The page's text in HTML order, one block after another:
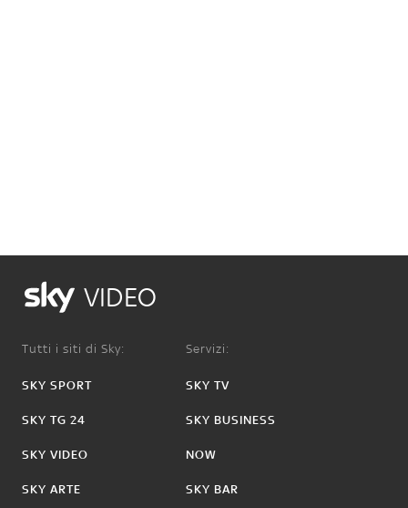
VIDEO
Tutti i siti di Sky:
SKY SPORT
SKY TG 24
SKY VIDEO
SKY ARTE
Servizi:
SKY TV
SKY BUSINESS
NOW
SKY BAR